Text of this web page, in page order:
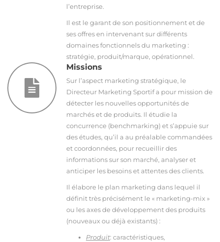
l’entreprise.
Il est le garant de son positionnement et de
ses offres en intervenant sur différents
domaines fonctionnels du marketing :
stratégie, produit/marque, opérationnel.
Missions
Sur l’aspect marketing stratégique, le
Directeur Marketing Sportif a pour mission de
détecter les nouvelles opportunités de
marchés et de produits. Il étudie la
concurrence (benchmarking) et s’appuie sur
des études, qu’il a au préalable commandées
et coordonnées, pour recueillir des
informations sur son marché, analyser et
anticiper les besoins et attentes des clients.
Il élabore le plan marketing dans lequel il
définit très précisément le « marketing-mix »
ou les axes de développement des produits
(nouveaux ou déjà existants) :
Produit: caractéristiques,